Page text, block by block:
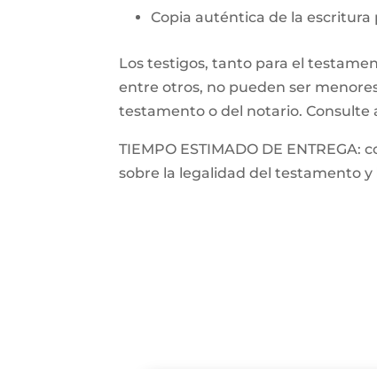
Copia auténtica de la
Los testigos, tanto para el
entre otros, no pueden ser
testamento o del notario.
TIEMPO ESTIMADO DE
sobre la legalidad del testamento y